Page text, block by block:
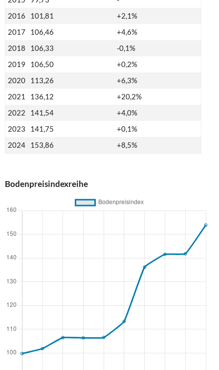
2016
101,81
+2,1%
2017
106,46
+4,6%
2018
106,33
-0,1%
2019
106,50
+0,2%
2020
113,26
+6,3%
2021
136,12
+20,2%
2022
141,54
+4,0%
2023
141,75
+0,1%
2024
153,86 +8,5%
Bodenpreisindexreihe